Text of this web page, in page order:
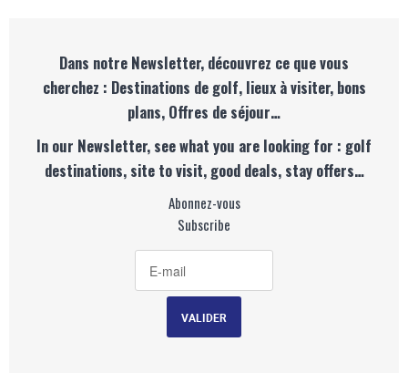
Dans notre Newsletter, découvrez ce que vous
cherchez : Destinations de golf, lieux à visiter, bons
plans, Offres de séjour…
In our Newsletter, see what you are looking for : golf
destinations, site to visit, good deals, stay offers…
Abonnez-vous
Subscribe